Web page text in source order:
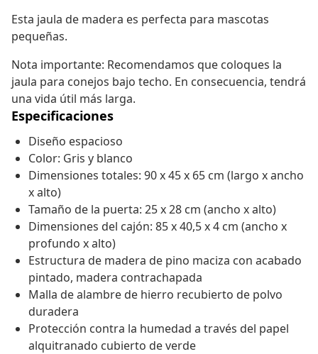
Esta jaula de madera es perfecta para mascotas
pequeñas.
Nota importante: Recomendamos que coloques la
jaula para conejos bajo techo. En consecuencia, tendrá
una vida útil más larga.
Especificaciones
Diseño espacioso
Color: Gris y blanco
Dimensiones totales: 90 x 45 x 65 cm (largo x ancho
x alto)
Tamaño de la puerta: 25 x 28 cm (ancho x alto)
Dimensiones del cajón: 85 x 40,5 x 4 cm (ancho x
profundo x alto)
Estructura de madera de pino maciza con acabado
pintado, madera contrachapada
Malla de alambre de hierro recubierto de polvo
duradera
Protección contra la humedad a través del papel
alquitranado cubierto de verde